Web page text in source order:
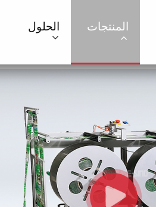
المنتجات الحلول